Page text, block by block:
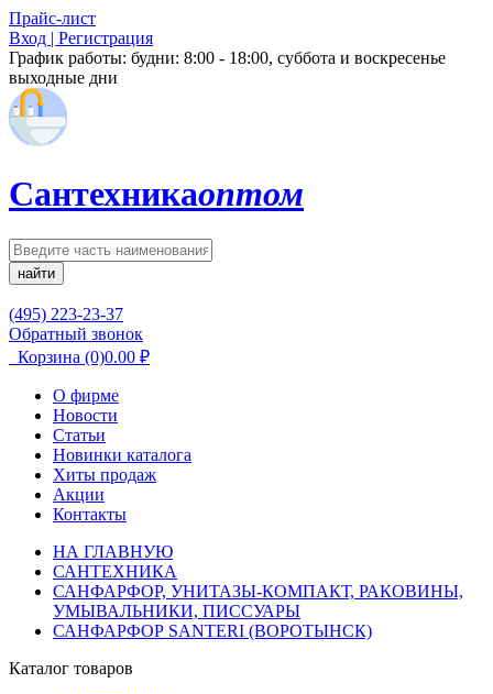
Прайс-лист
Вход | Регистрация
График работы: будни: 8:00 - 18:00, суббота и воскресенье
выходные дни
Сантехникаоптом
найти
(495) 223-23-37
Обратный звонок
Корзина (0)0.00 ₽
О фирме
Новости
Статьи
Новинки каталога
Хиты продаж
Акции
Контакты
НА ГЛАВНУЮ
САНТЕХНИКА
САНФАРФОР, УНИТАЗЫ-КОМПАКТ, РАКОВИНЫ,
УМЫВАЛЬНИКИ, ПИССУАРЫ
САНФАРФОР SANTERI (ВОРОТЫНСК)
Каталог товаров